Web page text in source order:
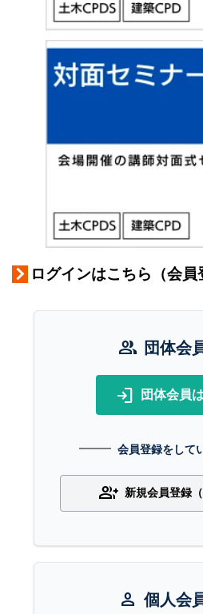
ログインはこちら（会員
group 団体会
login 団体会員
会員登録をして
group_add 新規会員登録
person 個人会